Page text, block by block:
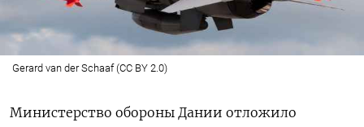
Gerard van der Schaaf (CC BY 2.0)
Министерство обороны Дании отложило